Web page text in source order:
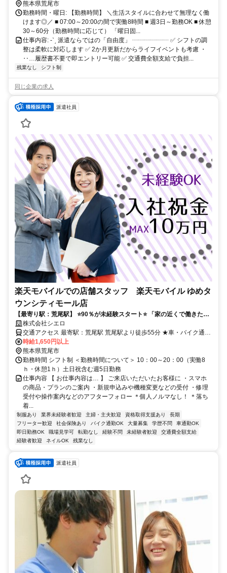
熊本県荒尾市
勤務時間・曜日: 【勤務時間】 ＼生活スタイルに合わせて無理なく働
けます◎／ ■ 07:00～20:00の間で実働8時間 ■ 週3日～勤務OK ■ 休憩
30～60分（勤務時間に応じて） 「曜日固...
仕事内容: -ˋˏ 派遣ならではの「自由度」 ┈┈┈┈┈┈ ✅ シフトの調
整は柔軟に対応します ✅ 2か月更新だからライフイベントも考慮 ・
‥…履歴書不要で即エントリー可能 ✅ 交通費全額支給で負担...
残業なし シフト制
同じ企業の求人
派遣社員
楽天モバイルでの店舗スタッフ 楽天モバイル ゆめタ
ウンシティモール店
【最寄り駅：荒尾駅】 ⭐️90％が未経験スタート⭐️ 「家の近くで働きた
い」などあなたの希望が叶う○
株式会社シエロ
交通アクセス 最寄駅：荒尾駅 荒尾駅より徒歩55分 ★車・バイク通勤
OK
時給1,650円以上
熊本県荒尾市
勤務時間 シフト制 ＜勤務時間について＞ 10：00～20：00（実働8
ｈ・休憩1ｈ）土日祝含む週5日勤務
仕事内容 【 お仕事内容は… 】 ご来店いただいたお客様に ・スマホ
の商品・プランのご案内 ・新規申込みや機種変更などの受付 ・修理
受付や操作案内などのアフターフォロー ＊個人ノルマなし！ ＊落ち
着...
制服あり 業界未経験者歓迎 主婦・主夫歓迎 資格取得支援あり
長期
フリーター歓迎
社会保険あり バイク通勤OK 大量募集 学歴不問
車通勤OK
即日勤務OK
職場見学可 転勤なし 経験不問 未経験者歓迎
交通費全額支給
経験者歓迎
ネイルOK 残業なし
派遣社員